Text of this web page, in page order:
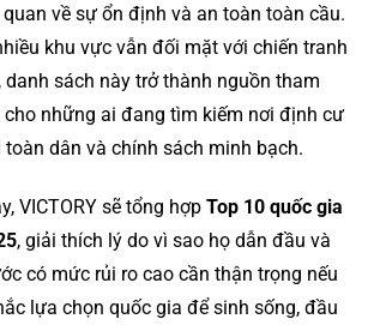
về sự ổn định và an toàn toàn cầu.
khu vực vẫn đối mặt với chiến tranh
danh sách này trở thành nguồn tham
cho những ai đang tìm kiếm nơi định cư
dân và chính sách minh bạch.
VICTORY sẽ tổng hợp Top 10 quốc gia
, giải thích lý do vì sao họ dẫn đầu và
có mức rủi ro cao cần thận trọng nếu
lựa chọn quốc gia để sinh sống, đầu